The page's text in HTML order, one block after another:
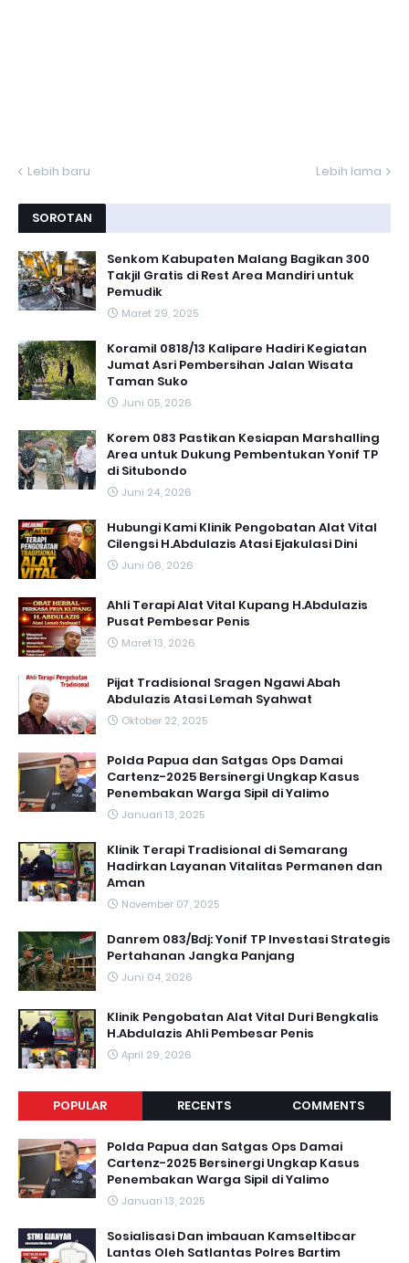
Lebih baru Lebih lama
SOROTAN
Senkom Kabupaten Malang Bagikan 300
Takjil Gratis di Rest Area Mandiri untuk
Pemudik
Maret 29, 2025
Koramil 0818/13 Kalipare Hadiri Kegiatan
Jumat Asri Pembersihan Jalan Wisata
Taman Suko
Juni 05, 2026
Korem 083 Pastikan Kesiapan Marshalling
Area untuk Dukung Pembentukan Yonif TP
di Situbondo
Juni 24, 2026
Hubungi Kami Klinik Pengobatan Alat Vital
Cilengsi H.Abdulazis Atasi Ejakulasi Dini
Juni 06, 2026
Ahli Terapi Alat Vital Kupang H.Abdulazis
Pusat Pembesar Penis
Maret 13, 2026
Pijat Tradisional Sragen Ngawi Abah
Abdulazis Atasi Lemah Syahwat
Oktober 22, 2025
Polda Papua dan Satgas Ops Damai
Cartenz-2025 Bersinergi Ungkap Kasus
Penembakan Warga Sipil di Yalimo
Januari 13, 2025
Klinik Terapi Tradisional di Semarang
Hadirkan Layanan Vitalitas Permanen dan
Aman
November 07, 2025
Danrem 083/Bdj: Yonif TP Investasi Strategis
Pertahanan Jangka Panjang
Juni 04, 2026
Klinik Pengobatan Alat Vital Duri Bengkalis
H.Abdulazis Ahli Pembesar Penis
April 29, 2026
POPULAR RECENTS COMMENTS
Polda Papua dan Satgas Ops Damai
Cartenz-2025 Bersinergi Ungkap Kasus
Penembakan Warga Sipil di Yalimo
Januari 13, 2025
Sosialisasi Dan imbauan Kamseltibcar
Lantas Oleh Satlantas Polres Bartim